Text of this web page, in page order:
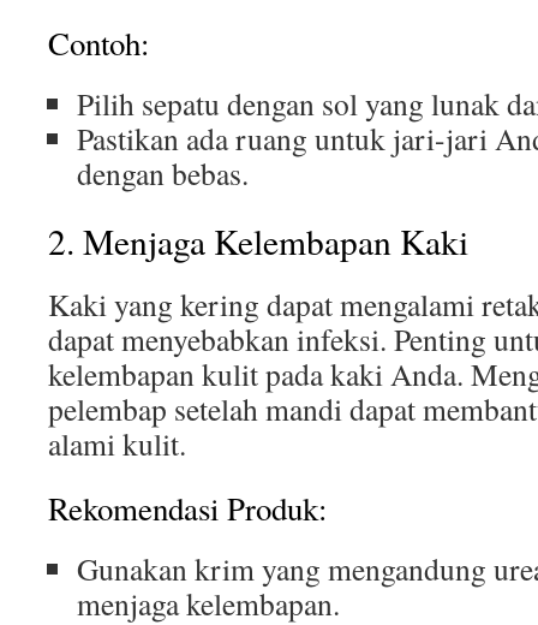
Contoh:
Pilih sepatu dengan sol yang lunak
Pastikan ada ruang untuk jari-jari
dengan bebas.
2. Menjaga Kelembapan Kaki
Kaki yang kering dapat mengalami
dapat menyebabkan infeksi. Penting
kelembapan kulit pada kaki Anda.
pelembap setelah mandi dapat
alami kulit.
Rekomendasi Produk:
Gunakan krim yang mengandung
menjaga kelembapan.